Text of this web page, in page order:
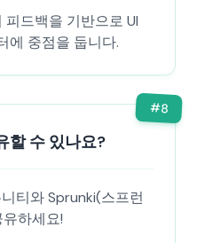
드백을 기반으로 UI
에 중점을 둡니다.
#8
할 수 있나요?
티와 Sprunki(스프런
하세요!